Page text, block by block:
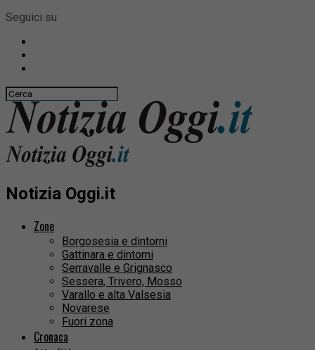
Seguici su
Notizia Oggi.it
Zone
Borgosesia e dintorni
Gattinara e dintorni
Serravalle e Grignasco
Sessera, Trivero, Mosso
Varallo e alta Valsesia
Novarese
Fuori zona
Cronaca